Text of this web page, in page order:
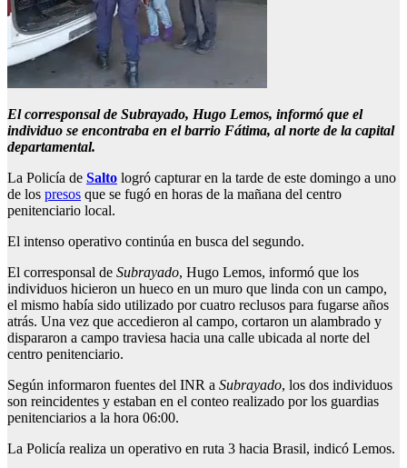
El corresponsal de Subrayado, Hugo Lemos, informó que el
individuo se encontraba en el barrio Fátima, al norte de la capital
departamental.
La Policía de Salto logró capturar en la tarde de este domingo a uno
de los presos que se fugó en horas de la mañana del centro
penitenciario local.
El intenso operativo continúa en busca del segundo.
El corresponsal de Subrayado, Hugo Lemos, informó que los
individuos hicieron un hueco en un muro que linda con un campo,
el mismo había sido utilizado por cuatro reclusos para fugarse años
atrás. Una vez que accedieron al campo, cortaron un alambrado y
dispararon a campo traviesa hacia una calle ubicada al norte del
centro penitenciario.
Según informaron fuentes del INR a Subrayado, los dos individuos
son reincidentes y estaban en el conteo realizado por los guardias
penitenciarios a la hora 06:00.
La Policía realiza un operativo en ruta 3 hacia Brasil, indicó Lemos.